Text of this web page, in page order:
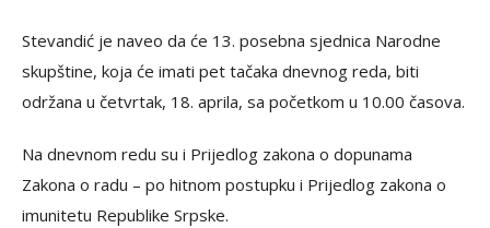
Stevandić je naveo da će 13. posebna sjednica Narodne
skupštine, koja će imati pet tačaka dnevnog reda, biti
održana u četvrtak, 18. aprila, sa početkom u 10.00 časova.
Na dnevnom redu su i Prijedlog zakona o dopunama
Zakona o radu – po hitnom postupku i Prijedlog zakona o
imunitetu Republike Srpske.